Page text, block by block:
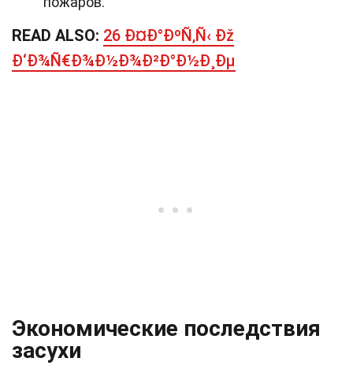
READ ALSO: 26 Ð¤Ð°ÐºÑ‚Ñ‹ Ðž
Ð‘Ð¾Ñ€Ð¾Ð½Ð¾Ð²Ð°Ð½Ð¸Ðµ
Экономические последствия
засухи